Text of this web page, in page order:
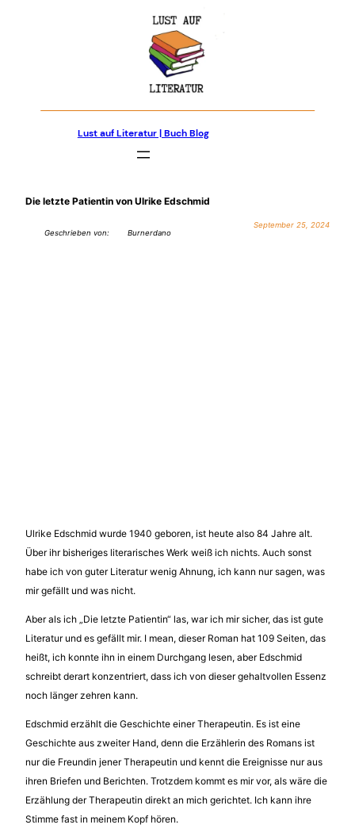
Lust auf Literatur | Buch Blog
Die letzte Patientin von Ulrike Edschmid
Geschrieben von: Burnerdano
September 25, 2024
Ulrike Edschmid wurde 1940 geboren, ist heute also 84 Jahre alt.
Über ihr bisheriges literarisches Werk weiß ich nichts. Auch sonst
habe ich von guter Literatur wenig Ahnung, ich kann nur sagen, was
mir gefällt und was nicht.
Aber als ich „Die letzte Patientin“ las, war ich mir sicher, das ist gute
Literatur und es gefällt mir. I mean, dieser Roman hat 109 Seiten, das
heißt, ich konnte ihn in einem Durchgang lesen, aber Edschmid
schreibt derart konzentriert, dass ich von dieser gehaltvollen Essenz
noch länger zehren kann.
Edschmid erzählt die Geschichte einer Therapeutin. Es ist eine
Geschichte aus zweiter Hand, denn die Erzählerin des Romans ist
nur die Freundin jener Therapeutin und kennt die Ereignisse nur aus
ihren Briefen und Berichten. Trotzdem kommt es mir vor, als wäre die
Erzählung der Therapeutin direkt an mich gerichtet. Ich kann ihre
Stimme fast in meinem Kopf hören.